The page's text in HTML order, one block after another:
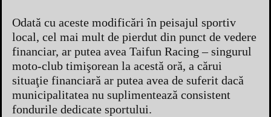
Odată cu aceste modificări în peisajul sportiv
local, cel mai mult de pierdut din punct de vedere
financiar, ar putea avea Taifun Racing – singurul
moto-club timişorean la acestă oră, a cărui
situaţie financiară ar putea avea de suferit dacă
municipalitatea nu suplimentează consistent
fondurile dedicate sportului.